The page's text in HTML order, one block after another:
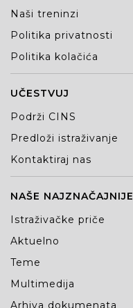
Naši treninzi
Politika privatnosti
Politika kolačića
UČESTVUJ
Podrži CINS
Predloži istraživanje
Kontaktiraj nas
NAŠE NAJZNAČAJNIJE
Istraživačke priče
Aktuelno
Teme
Multimedija
Arhiva dokumenata